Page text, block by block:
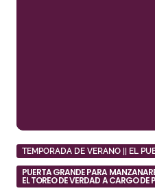
TEMPORADA DE VERANO || EL
PUERTA GRANDE PARA
EL TOREO DE VERDAD A CARGO